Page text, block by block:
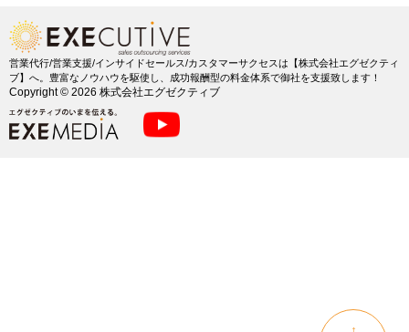
営業代行/営業支援/インサイドセールス/カスタマーサクセスは【株式会社エグゼクティ
ブ】へ。 豊富なノウハウを駆使し、成功報酬型の料金体系で御社を支援致します！
Copyright © 2026 株式会社エグゼクティブ